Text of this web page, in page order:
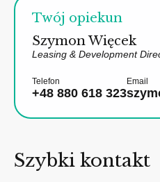
Twój opiekun
Szymon Więcek
Leasing & Development
Telefon
+48 880 618 323
Email
Szybki kontakt